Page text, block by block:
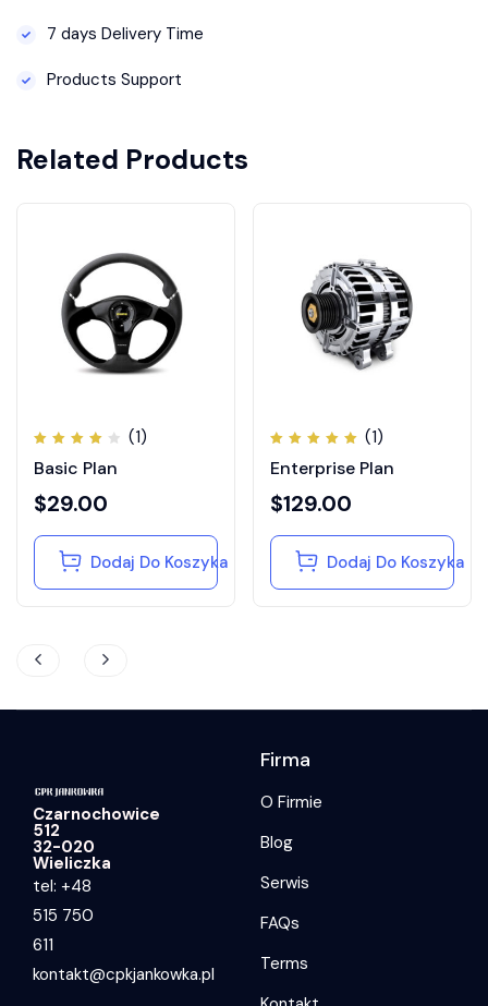
7 days Delivery Time
Products Support
Related Products
4.00
(1)
Basic Plan
$29.00
Dodaj Do Koszyka
5.00na
(1)
Enterprise Plan
$129.00
Dodaj Do Koszyka
Czarnochowice
512
32-020
Wieliczka
tel: +48
515 750
611
kontakt@cpkjankowka.pl
Firma
O Firmie
Blog
Serwis
FAQs
Terms